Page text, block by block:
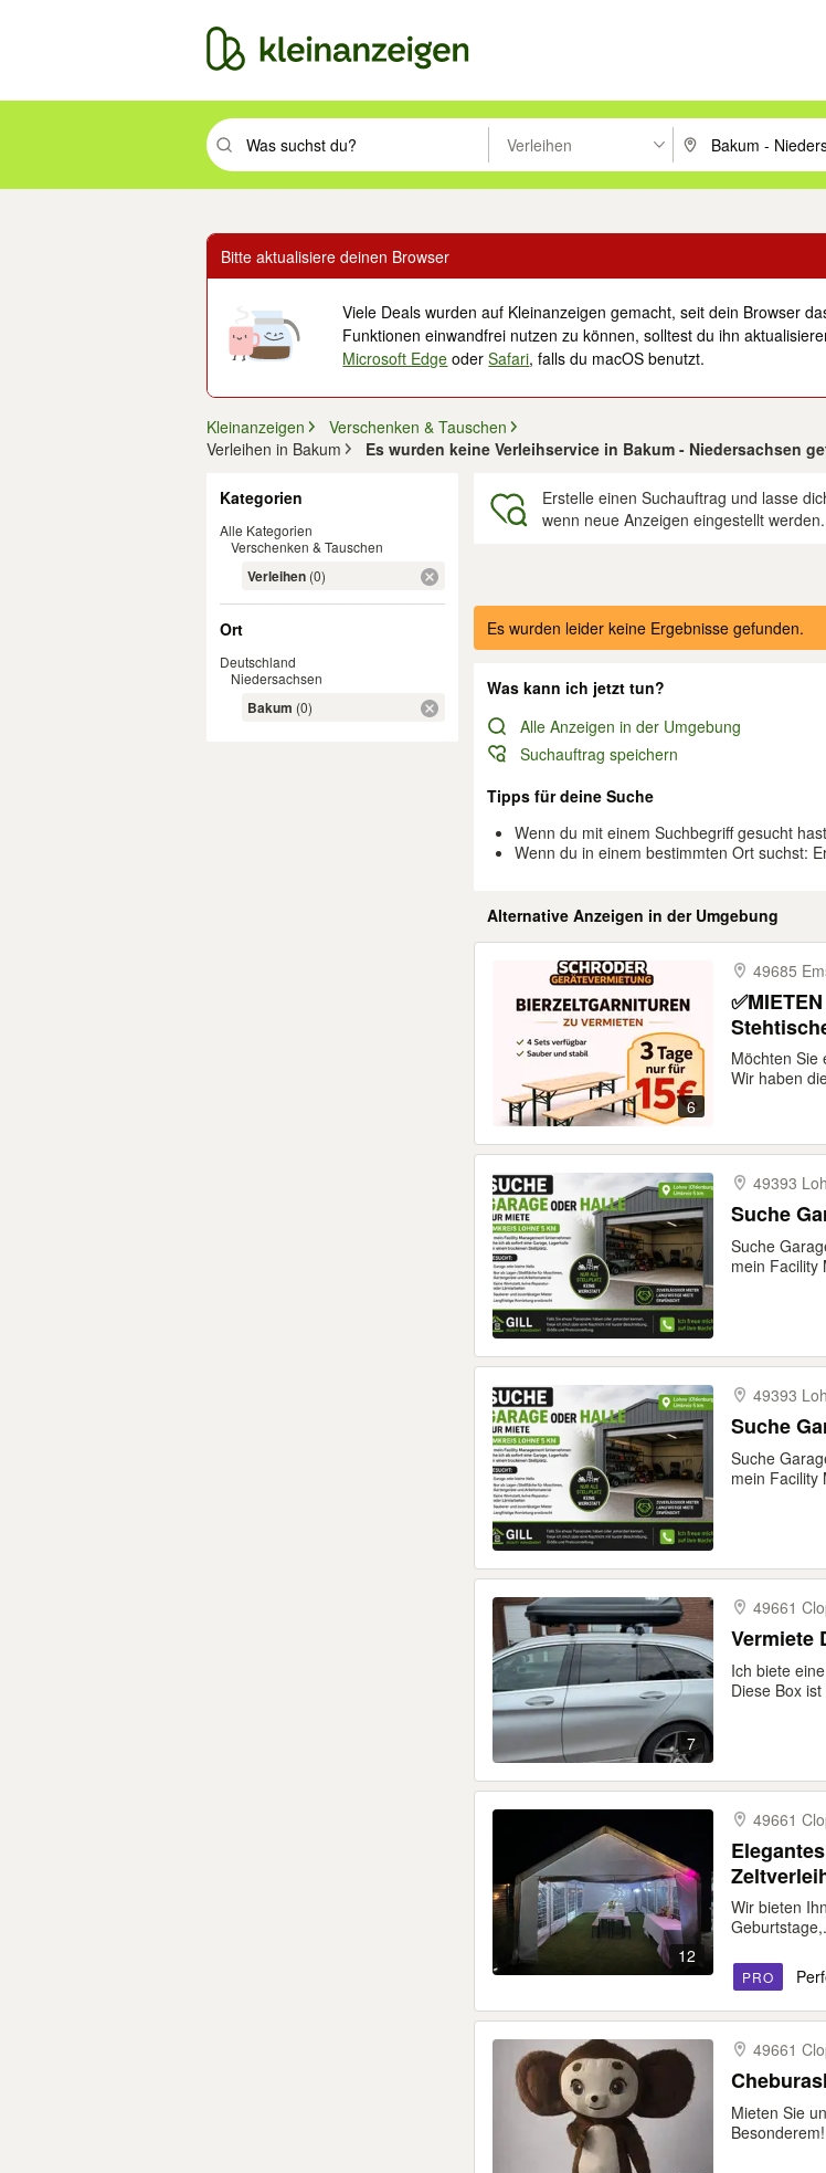
Suchbegriff eingeben. Eingabetaste drücken um zu suchen, oder Vorschläge mit den
Verleihen PLZ oder Ort
Bitte aktualisiere deinen Browser
Viele Deals wurden auf Kleinanzeigen gemacht, seit dein Browser
Funktionen einwandfrei nutzen zu können, solltest du ihn
Microsoft Edge oderSafari, falls du macOS benutzt.
Kleinanzeigen
Verschenken & Tauschen
Verleihen in Bakum
Es wurden keine Verleihservice in Bakum - Niedersachsen
Kategorien
Alle Kategorien
Verschenken & Tauschen
Verleihen (0)
Ort
Deutschland
Niedersachsen
Bakum (0)
Erstelle einen Suchauftrag und lasse
wenn neue Anzeigen eingestellt werden.
Ergebnisse
Es wurden leider keine Ergebnisse gefunden.
Was kann ich jetzt tun?
Alle Anzeigen in der Umgebung
Suchauftrag speichern
Tipps für deine Suche
Wenn du mit einem Suchbegriff gesucht
Wenn du in einem bestimmten Ort suchst:
Alternative Anzeigen in der Umgebung
6
49685
Möchten Sie
Wir haben
49393
Suche
Suche
mein Facility
49393
Suche
Suche
mein Facility
7
49661
Vermiete
Ich biete
Diese Box
12
49661
Wir bieten
PRO
49661
Mieten Sie